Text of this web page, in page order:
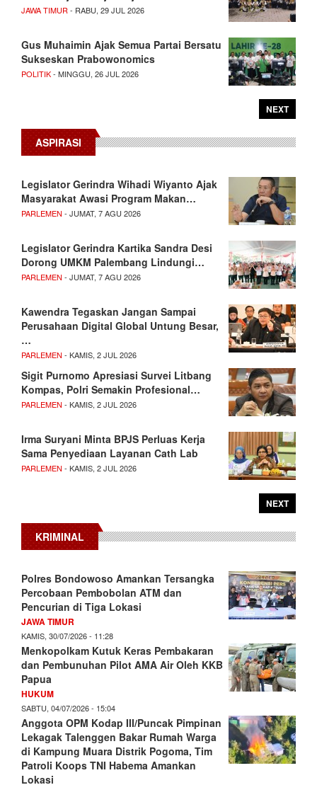
JAWA TIMUR - RABU, 29 JUL 2026
Gus Muhaimin Ajak Semua Partai Bersatu
Sukseskan Prabowonomics
POLITIK- MINGGU, 26 JUL 2026
NEXT
ASPIRASI
Legislator Gerindra Wihadi Wiyanto Ajak
Masyarakat Awasi Program Makan…
PARLEMEN - JUMAT, 7 AGU 2026
Legislator Gerindra Kartika Sandra Desi
Dorong UMKM Palembang Lindungi…
PARLEMEN - JUMAT, 7 AGU 2026
Kawendra Tegaskan Jangan Sampai
Perusahaan Digital Global Untung Besar,
…
PARLEMEN - KAMIS, 2 JUL 2026
Sigit Purnomo Apresiasi Survei Litbang
Kompas, Polri Semakin Profesional…
PARLEMEN - KAMIS, 2 JUL 2026
Irma Suryani Minta BPJS Perluas Kerja
Sama Penyediaan Layanan Cath Lab
PARLEMEN - KAMIS, 2 JUL 2026
NEXT
KRIMINAL
Polres Bondowoso Amankan Tersangka
Percobaan Pembobolan ATM dan
Pencurian di Tiga Lokasi
JAWA TIMUR
KAMIS, 30/07/2026 - 11:28
Menkopolkam Kutuk Keras Pembakaran
dan Pembunuhan Pilot AMA Air Oleh KKB
Papua
HUKUM
SABTU, 04/07/2026 - 15:04
Anggota OPM Kodap III/Puncak Pimpinan
Lekagak Talenggen Bakar Rumah Warga
di Kampung Muara Distrik Pogoma, Tim
Patroli Koops TNI Habema Amankan
Lokasi